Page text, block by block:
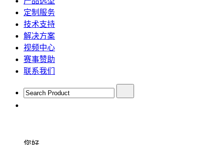
定制服务
技术支持
解决方案
视频中心
赛事赞助
联系我们